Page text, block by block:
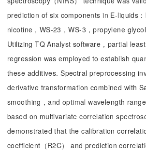
prediction of six components in E-liquids：
nicotine，WS-23，WS-3，propylene
Utilizing TQ Analyst software，partial least
regression was employed to establish
these additives. Spectral preprocessing
derivative transformation combined with
smoothing，and optimal wavelength
based on multivariate correlation
demonstrated that the calibration
coefficient（R2C） and prediction